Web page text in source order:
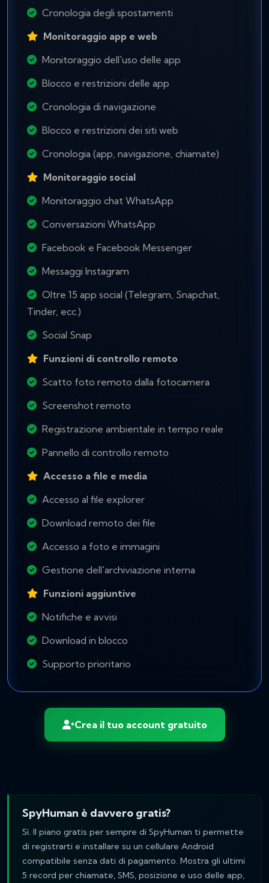
Cronologia degli spostamenti
Monitoraggio app e web
Monitoraggio dell'uso delle app
Blocco e restrizioni delle app
Cronologia di navigazione
Blocco e restrizioni dei siti web
Cronologia (app, navigazione, chiamate)
Monitoraggio social
Monitoraggio chat WhatsApp
Conversazioni WhatsApp
Facebook e Facebook Messenger
Messaggi Instagram
Oltre 15 app social (Telegram, Snapchat,
Tinder, ecc.)
Social Snap
Funzioni di controllo remoto
Scatto foto remoto dalla fotocamera
Screenshot remoto
Registrazione ambientale in tempo reale
Pannello di controllo remoto
Accesso a file e media
Accesso al file explorer
Download remoto dei file
Accesso a foto e immagini
Gestione dell'archiviazione interna
Funzioni aggiuntive
Notifiche e avvisi
Download in blocco
Supporto prioritario
Crea il tuo account gratuito
SpyHuman è davvero gratis?
Sì. Il piano gratis per sempre di SpyHuman ti permette
di registrarti e installare su un cellulare Android
compatibile senza dati di pagamento. Mostra gli ultimi
5 record per chiamate, SMS, posizione e uso delle app,